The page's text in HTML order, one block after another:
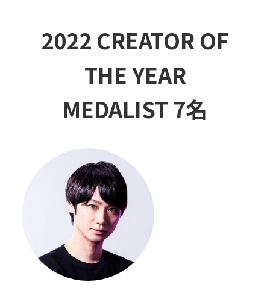
2022 CREATOR OF
THE YEAR
MEDALIST 7名